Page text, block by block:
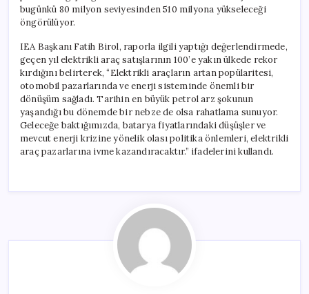
bugünkü 80 milyon seviyesinden 510 milyona yükseleceği
öngörülüyor.
IEA Başkanı Fatih Birol, raporla ilgili yaptığı değerlendirmede,
geçen yıl elektrikli araç satışlarının 100’e yakın ülkede rekor
kırdığını belirterek, “Elektrikli araçların artan popülaritesi,
otomobil pazarlarında ve enerji sisteminde önemli bir
dönüşüm sağladı. Tarihin en büyük petrol arz şokunun
yaşandığı bu dönemde bir nebze de olsa rahatlama sunuyor.
Geleceğe baktığımızda, batarya fiyatlarındaki düşüşler ve
mevcut enerji krizine yönelik olası politika önlemleri, elektrikli
araç pazarlarına ivme kazandıracaktır.” ifadelerini kullandı.